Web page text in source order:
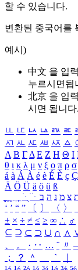
할 수 있습니다.
변환된 중국어를
예시)
中文 을 입
누르시면됩
北京 을 입
시면 됩니다.
ㅥ ㅦ ㅧ ㅨ ㅩ ㅪ
ㅺ ㅻ ㅼ ㅽ ㅾ ㅿ
Α Β ΓΔ Ε Ζ Η Θ Ι
θ ι κ λ μ ν ξ ο π ρ σ
á à Á À é è É È ç Ç
Ä Ö Ü ä ö ü ß
ִֶֹ ֻּ ׁׂ צ מ נ ה ב
‘ ’ “ ” 〔 〕 〈 〉
± × ÷ ≠ ≤ ≥ ∞ ∴ ♂
⊆ ⊇ ⊂ ⊃ ∪ ∩ ∧
、
。 · ‥ … ¨ 〃
；
？ ＾ ｀